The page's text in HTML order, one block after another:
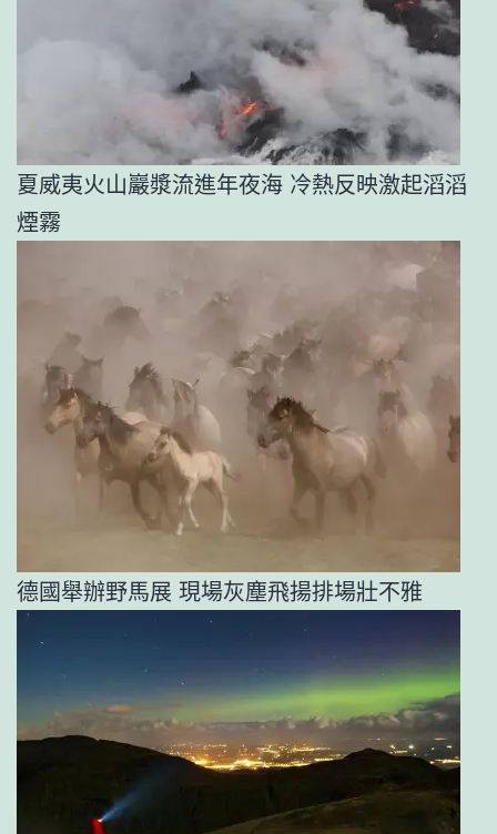
夏威夷火山巖漿流進年夜海 冷熱反映激起滔滔
煙霧
德國舉辦野馬展 現場灰塵飛揚排場壯不雅